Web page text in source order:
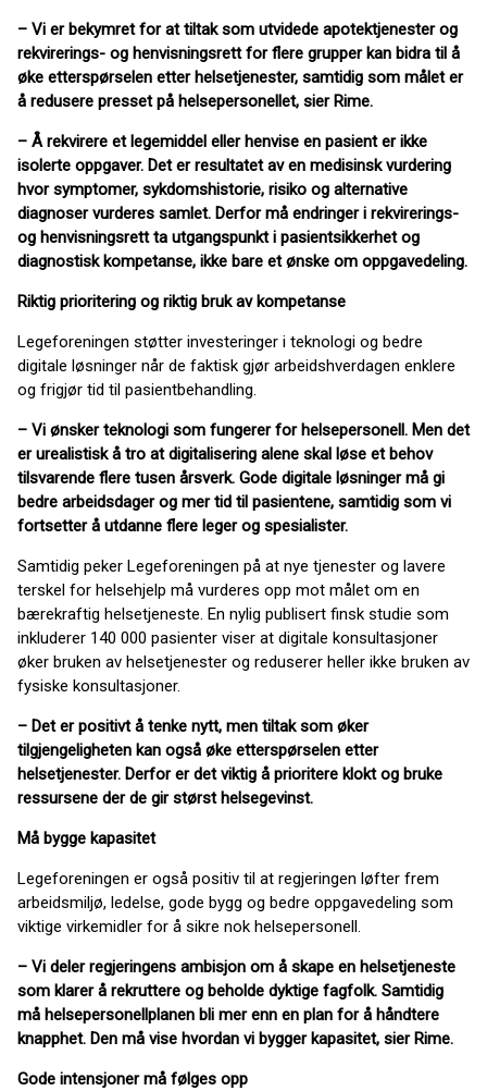
– Vi er bekymret for at tiltak som utvidede apotektjenester og
rekvirerings- og henvisningsrett for flere grupper kan bidra til å
øke etterspørselen etter helsetjenester, samtidig som målet er
å redusere presset på helsepersonellet, sier Rime.
– Å rekvirere et legemiddel eller henvise en pasient er ikke
isolerte oppgaver. Det er resultatet av en medisinsk vurdering
hvor symptomer, sykdomshistorie, risiko og alternative
diagnoser vurderes samlet. Derfor må endringer i rekvirerings-
og henvisningsrett ta utgangspunkt i pasientsikkerhet og
diagnostisk kompetanse, ikke bare et ønske om oppgavedeling.
Riktig prioritering og riktig bruk av kompetanse
Legeforeningen støtter investeringer i teknologi og bedre
digitale løsninger når de faktisk gjør arbeidshverdagen enklere
og frigjør tid til pasientbehandling.
– Vi ønsker teknologi som fungerer for helsepersonell. Men det
er urealistisk å tro at digitalisering alene skal løse et behov
tilsvarende flere tusen årsverk. Gode digitale løsninger må gi
bedre arbeidsdager og mer tid til pasientene, samtidig som vi
fortsetter å utdanne flere leger og spesialister.
Samtidig peker Legeforeningen på at nye tjenester og lavere
terskel for helsehjelp må vurderes opp mot målet om en
bærekraftig helsetjeneste. En nylig publisert finsk studie som
inkluderer 140 000 pasienter viser at digitale konsultasjoner
øker bruken av helsetjenester og reduserer heller ikke bruken av
fysiske konsultasjoner.
– Det er positivt å tenke nytt, men tiltak som øker
tilgjengeligheten kan også øke etterspørselen etter
helsetjenester. Derfor er det viktig å prioritere klokt og bruke
ressursene der de gir størst helsegevinst.
Må bygge kapasitet
Legeforeningen er også positiv til at regjeringen løfter frem
arbeidsmiljø, ledelse, gode bygg og bedre oppgavedeling som
viktige virkemidler for å sikre nok helsepersonell.
– Vi deler regjeringens ambisjon om å skape en helsetjeneste
som klarer å rekruttere og beholde dyktige fagfolk. Samtidig
må helsepersonellplanen bli mer enn en plan for å håndtere
knapphet. Den må vise hvordan vi bygger kapasitet, sier Rime.
Gode intensjoner må følges opp